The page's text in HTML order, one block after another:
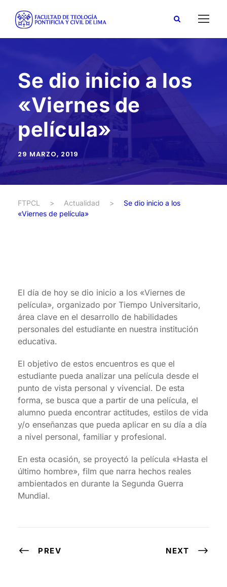
Se dio inicio a los
«Viernes de
película»
29 MARZO, 2019
FTPCL > Actualidad >
Se dio inicio a los
«Viernes de película»
El día de hoy se dio inicio a los «Viernes de
película», organizado por Tiempo Universitario,
área clave en el desarrollo de habilidades
personales del estudiante en nuestra institución
educativa.
El objetivo de estos encuentros es que el
estudiante pueda analizar una película desde el
punto de vista personal y vivencial. De esta
forma, se busca que a partir de una película, el
alumno pueda encontrar actitudes, estilos de vida
y/o enseñanzas que pueda aplicar en su día a día
a nivel personal, familiar y profesional.
En esta ocasión, se proyectó la película «Hasta el
último hombre», film que narra hechos reales
ambientados en durante la Segunda Guerra
Mundial.
PREV NEXT